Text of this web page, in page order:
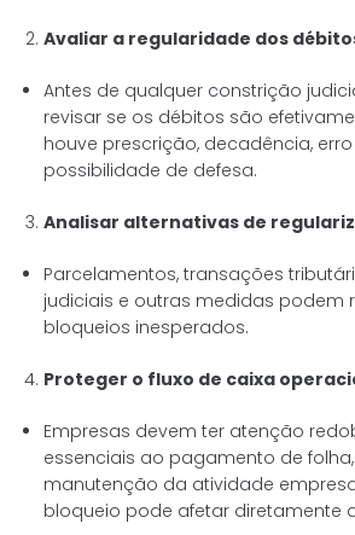
Avaliar a regularidade dos
Antes de qualquer constrição
revisar se os débitos são
houve prescrição, decadência,
possibilidade de defesa.
Analisar alternativas de
Parcelamentos, transações
judiciais e outras medidas podem
bloqueios inesperados.
Proteger o fluxo de caixa
Empresas devem ter atenção
essenciais ao pagamento de
manutenção da atividade
bloqueio pode afetar diretamente